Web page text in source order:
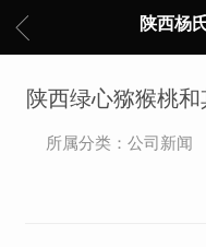
陕西杨
陕西绿心猕猴桃
所属分类：公司新